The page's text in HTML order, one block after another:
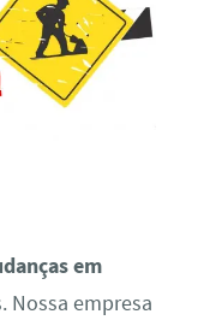
em
Nossa empresa